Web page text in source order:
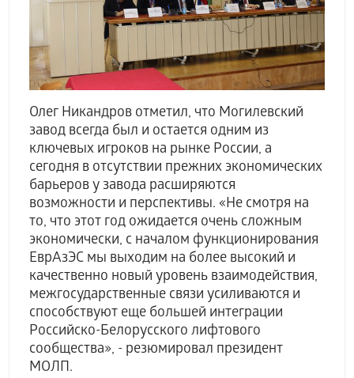
Олег Никандров отметил, что Могилевский
завод всегда был и остается одним из
ключевых игроков на рынке России, а
сегодня в отсутствии прежних экономических
барьеров у завода расширяются
возможности и перспективы. «Не смотря на
то, что этот год ожидается очень сложным
экономически, с началом функционирования
ЕврАзЭС мы выходим на более высокий и
качественно новый уровень взаимодействия,
межгосударственные связи усиливаются и
способствуют еще большей интеграции
Российско-Белорусского лифтового
сообщества», - резюмировал президент
МОЛП.